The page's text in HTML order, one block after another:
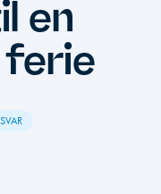
en